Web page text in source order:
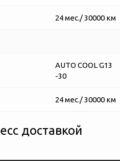
24 мес./ 30000 км
AUTO COOL G13
-30
24 мес./ 30000 км
доставкой